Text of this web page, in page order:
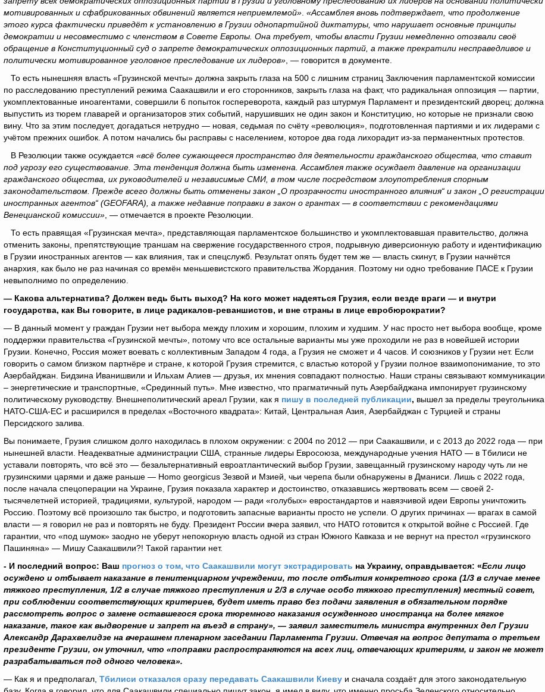
мотивированных и сфабрикованных обвинений является неприемлемой» «Ассамблея вновь подтверждает, что продолжение
этого курса фактически приведёт к установлению в Грузии однопартийной диктатуры, что нарушает основные принципы
демократии и несовместимо с членством в Совете Европы. Она требует, чтобы власти Грузии немедленно отозвали своё
обращение в Конституционный суд о запрете демократических оппозиционных партий, а также прекратили несправедливое и
политически мотивированное уголовное преследование их лидеров» , — говорится в документе.
То есть нынешняя власть «Грузинской мечты» должна закрыть глаза на 500 с лишним страниц Заключения парламентской комиссии
по расследованию преступлений режима Саакашвили и его сторонников, закрыть глаза на факт, что радикальная оппозиция — партии,
укомплектованные иноагентами, совершили 6 попыток госпереворота, каждый раз штурмуя Парламент и президентский дворец; должна
выпустить из тюрем главарей и организаторов этих событий, нарушивших не один закон и Конституцию, но которые не признали свою
вину. Что за этим последует, догадаться нетрудно — новая, седьмая по счёту «революция», подготовленная партиями и их лидерами с
учётом прежних ошибок. А потом начались бы расправы с населением, которое два года лихорадит из-за перманентных протестов.
В Резолюции также осуждается «всё более сужающееся пространство для деятельности гражданского общества, что ставит
под угрозу его существование. Эта тенденция должна быть изменена. Ассамблея также осуждает давление на организации
гражданского общества, их руководителей и независимые СМИ, в том числе посредством злоупотребления спорным
законодательством. Прежде всего должны быть отменены закон „О прозрачности иностранного влияния“ и закон „О регистрации
иностранных агентов“ (GEOFARA), а также недавние поправки в закон о грантах — в соответствии с рекомендациями
Венецианской комиссии» , — отмечается в проекте Резолюции.
То есть правящая «Грузинская мечта», представляющая парламентское большинство и укомплектовавшая правительство, должна
отменить законы, препятствующие траншам на свержение государственного строя, подрывную диверсионную работу и идентификацию
в Грузии иностранных агентов — как влияния, так и спецслужб. Результат опять будет тем же — власть скинут, в Грузии начнётся
анархия, как было не раз начиная со времён меньшевистского правительства Жордания. Поэтому ни одно требование ПАСЕ к Грузии
невыполнимо по определению.
— Какова альтернатива? Должен ведь быть выход? На кого может надеяться Грузия, если везде враги — и внутри
государства, как Вы говорите, в лице радикалов-реваншистов, и вне страны в лице евробюрократии?
— В данный момент у граждан Грузии нет выбора между плохим и хорошим, плохим и худшим. У нас просто нет выбора вообще, кроме
поддержки правительства «Грузинской мечты», потому что все остальные варианты мы уже проходили не раз в новейшей истории
Грузии. Конечно, Россия может воевать с коллективным Западом 4 года, а Грузия не сможет и 4 часов. И союзников у Грузии нет. Если
говорить о самом близком партнёре и стране, к которой Грузия стремится, с властью которой у Грузии полное взаимопонимание, то это
Азербайджан. Бидзина Иванишвили и Ильхам Алиев — друзья, их мнения совпадают полностью. Наши страны связывают коммуникации
– энергетические и транспортные, «Срединный путь». Мне известно, что прагматичный путь Азербайджана импонирует грузинскому
политическому руководству. Внешнеполитический ареал Грузии, как я пишу в последней публикации, вышел за пределы треугольника
НАТО-США-ЕС и расширился в пределах «Восточного квадрата»: Китай, Центральная Азия, Азербайджан с Турцией и страны
Персидского залива.
Вы понимаете, Грузия слишком долго находилась в плохом окружении: с 2004 по 2012 — при Саакашвили, и с 2013 до 2022 года — при
нынешней власти. Неадекватные администрации США, странные лидеры Евросоюза, международные учения НАТО — в Тбилиси не
уставали повторять, что всё это — безальтернативный евроатлантический выбор Грузии, завещанный грузинскому народу чуть ли не
грузинскими царями и даже раньше — Homo georgicus Зезвой и Мзией, чьи черепа были обнаружены в Дманиси. Лишь с 2022 года,
после начала спецоперации на Украине, Грузия показала характер и достоинство, отказавшись жертвовать всем — своей 2-
тысячелетней историей, традициями, культурой, народом — ради «голубых» евростандартов и навязчивой идеи Европы уничтожить
Россию. Поэтому всё произошло так быстро, и подготовить запасные варианты просто не успели. О других причинах — врагах в самой
власти — я говорил не раз и повторять не буду. Президент России вчера заявил, что НАТО готовится к открытой войне с Россией. Где
гарантии, что «под шумок» заодно не уберут непокорную власть одной из стран Южного Кавказа и не вернут на престол «грузинского
Пашиняна» — Мишу Саакашвили?! Такой гарантии нет.
- И последний вопрос: Ваш прогноз о том, что Саакашвили могут экстрадировать на Украину, оправдывается: «Если лицо
осуждено и отбывает наказание в пенитенциарном учреждении, то после отбытия конкретного срока (1/3 в случае менее
тяжкого преступления, 1/2 в случае тяжкого преступления и 2/3 в случае особо тяжкого преступления) местный совет,
при соблюдении соответствующих критериев, будет иметь право без подачи заявления в обязательном порядке
рассмотреть вопрос о замене оставшегося срока тюремного наказания осужденного иностранца на более мягкое
наказание, такое как выдворение и запрет на въезд в страну», — заявил заместитель министра внутренних дел Грузии
Александр Дарахвелидзе на вчерашнем пленарном заседании Парламента Грузии. Отвечая на вопрос депутата о третьем
президенте Грузии, он уточнил, что «поправки распространяются на всех лиц, отвечающих критериям, и закон не может
разрабатываться под одного человека».
— Как я и предполагал, Тбилиси отказался сразу передавать Саакашвили Киеву и сначала создаёт для этого законодательную